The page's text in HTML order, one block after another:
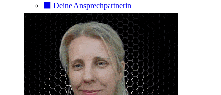
⬛️ Deine Ansprechpartnerin